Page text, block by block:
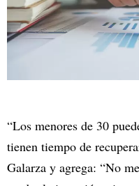
“Los menores de 30
tienen tiempo de
Galarza y agrega: “No